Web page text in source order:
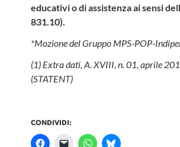
educativi o di assistenza ai sensi
831.10).
*Mozione del Gruppo MPS-POP-
(1) Extra dati, A. XVIII, n. 01, aprile
(STATENT)
CONDIVIDI: